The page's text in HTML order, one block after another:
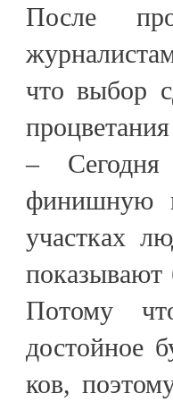
После
что выбор
–
финишную
участках
показывают
Потому
достойное
ков,